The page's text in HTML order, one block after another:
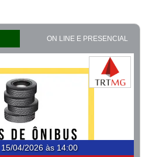
ON LINE E PRESENCIAL
15/04/2026 às 14:00